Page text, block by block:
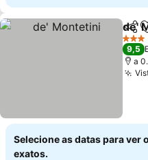
de'
3
9,5
a
Selecione as datas para ver
exatos.